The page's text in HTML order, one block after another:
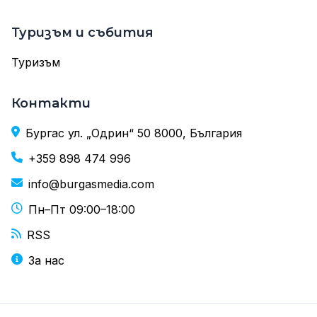
Туризъм и събития
Туризъм
Контакти
Бургас ул. „Одрин“ 50 8000, България
+359 898 474 996
info@burgasmedia.com
Пн–Пт 09:00–18:00
RSS
За нас